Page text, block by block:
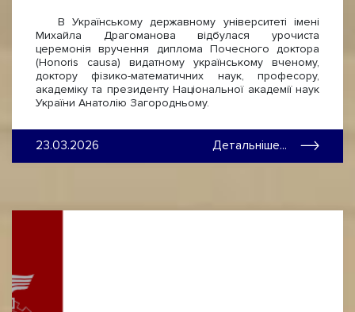
В Українському державному університеті імені
Михайла Драгоманова відбулася урочиста
церемонія вручення диплома Почесного доктора
(Honoris causa) видатному українському вченому,
доктору фізико-математичних наук, професору,
академіку та президенту Національної академії наук
України Анатолію Загородньому.
23.03.2026 Детальніше...